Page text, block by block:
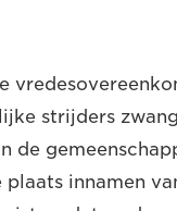
strijders
de
innamen